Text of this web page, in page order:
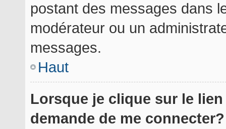
postant des messages dans
modérateur ou un
messages.
Haut
Lorsque je clique sur le
demande de me connecter?